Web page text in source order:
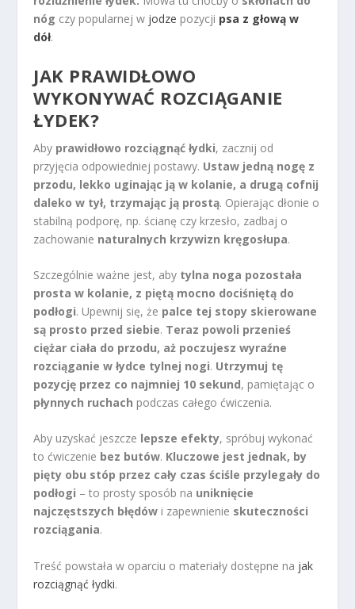
nóg czy popularnej w jodze pozycji psa z głową w
dół.
JAK PRAWIDŁOWO
WYKONYWAĆ ROZCIĄGANIE
ŁYDEK?
Aby prawidłowo rozciągnąć łydki, zacznij od
przyjęcia odpowiedniej postawy. Ustaw jedną nogę z
przodu, lekko uginając ją w kolanie, a drugą cofnij
daleko w tył, trzymając ją prostą. Opierając dłonie o
stabilną podporę, np. ścianę czy krzesło, zadbaj o
zachowanie naturalnych krzywizn kręgosłupa.
Szczególnie ważne jest, aby tylna noga pozostała
prosta w kolanie, z piętą mocno dociśniętą do
podłogi. Upewnij się, że palce tej stopy skierowane
są prosto przed siebie. Teraz powoli przenieś
ciężar ciała do przodu, aż poczujesz wyraźne
rozciąganie w łydce tylnej nogi. Utrzymuj tę
pozycję przez co najmniej 10 sekund, pamiętając o
płynnych ruchach podczas całego ćwiczenia.
Aby uzyskać jeszcze lepsze efekty, spróbuj wykonać
to ćwiczenie bez butów. Kluczowe jest jednak, by
pięty obu stóp przez cały czas ściśle przylegały do
podłogi – to prosty sposób na uniknięcie
najczęstszych błędów i zapewnienie skuteczności
rozciągania.
Treść powstała w oparciu o materiały dostępne na jak
rozciągnąć łydki.